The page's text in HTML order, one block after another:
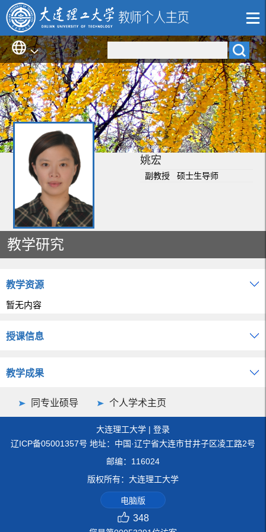
姚宏
副教授 硕士生导师
教学研究
教学资源
暂无内容
授课信息
教学成果
同专业硕导 个人学术主页
大连理工大学 | 登录
辽ICP备05001357号 地址：中国·辽宁省大连市甘井子区凌工路2号
邮编：116024
版权所有：大连理工大学
电脑版
348